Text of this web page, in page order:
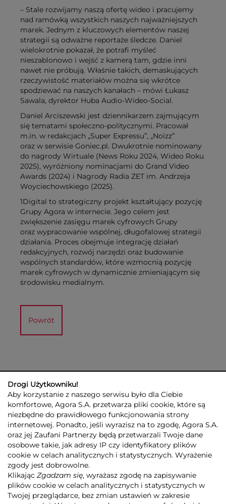
– Stale rozwijamy naszą ofertę wideo i pracujemy
nad ramówką wszystkich naszych najważniejszych
marek. Jednym z kluczowych elementów naszej
strategii są odważne reportaże śledcze. Daniel
wielokrotnie pokazał, że potrafi myśleć
nieszablonowo i wejść z kamerą tam, gdzie inni
nawet nie próbują. Właśnie takich, demaskujących
rzeczywistość materiałów można się wkrótce
spodziewać na naszych kanałach – mówi Łukasz
Sawala, dyrektor Huba Audio‑Wideo‑Social.
Daniel Arciszewski jest dziennikarzem zajmującym
się tematami społeczno‑politycznymi. Pracował
m.in. w redakcjach „Super Expressu”, „Noizz”
oraz w serwisie Goniec.pl. Dwukrotnie nominowany
do nagrody Wirtuale (News Roku 2024, Wideo Roku
2025), wyróżniony nominacjami do Grand Video
Awards (2024) i Nagrody Radia ZET im. Andrzeja
Woyciechowskiego (2025).
1Digital to strategiczny projekt kształtujący pozycję
Grupy Agora w internecie. Jego celem jest
zwiększenie zasięgu marek cyfrowych Grupy
oraz wypracowanie wspólnej, długofalowej strategii
działania. Proces obejmuje integrację działań
redakcyjnych, rozwój narzędzi oraz budowanie
wspólnych standardów, które wzmocnią pozycję
marek cyfrowych w dynamicznie zmieniającym się
środowisku medialnym.
Powrót
GRUPA AGORA DLA INWESTORÓW DLA MEDIÓW
REKLAMA
ESG
KONTAKT
© 2026 Copyright AGORA SA
POLITYKA PRYWATNOŚCI AGORA S.A.
POLITYKA PRYWATNOŚCI SERWISU AGORA.PL
POLITYKA TRANSPARENTNOŚCI
Drogi Użytkowniku!
Aby korzystanie z naszego serwisu było dla Ciebie
komfortowe, Agora S.A. przetwarza pliki cookie, które są
niezbędne do prawidłowego funkcjonowania strony
internetowej. Ponadto, jeśli wyrazisz na to zgodę, Agora S.A.
oraz jej Zaufani Partnerzy będą przetwarzali Twoje dane
osobowe takie, jak adresy IP czy identyfikatory plików
cookie w celach analitycznych i statystycznych. Wyrażenie
zgody jest dobrowolne.
Klikając Zgadzam się, wyrażasz zgodę na zapisywanie
plików cookie w celach analitycznych i statystycznych w
Twojej przeglądarce, bez zmian ustawień w zakresie